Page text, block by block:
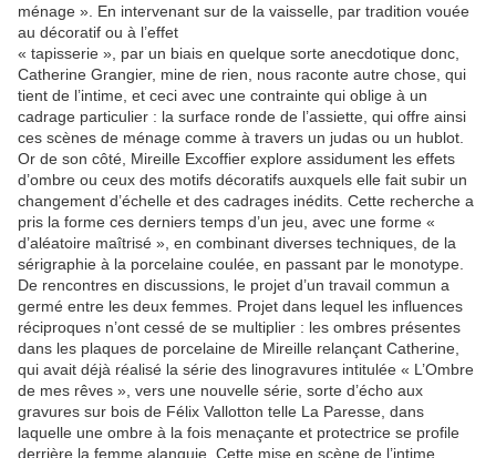
ménage ». En intervenant sur de la vaisselle, par tradition vouée
au décoratif ou à l’effet
« tapisserie », par un biais en quelque sorte anecdotique donc,
Catherine Grangier, mine de rien, nous raconte autre chose, qui
tient de l’intime, et ceci avec une contrainte qui oblige à un
cadrage particulier : la surface ronde de l’assiette, qui offre ainsi
ces scènes de ménage comme à travers un judas ou un hublot.
Or de son côté, Mireille Excoffier explore assidument les effets
d’ombre ou ceux des motifs décoratifs auxquels elle fait subir un
changement d’échelle et des cadrages inédits. Cette recherche a
pris la forme ces derniers temps d’un jeu, avec une forme «
d’aléatoire maîtrisé », en combinant diverses techniques, de la
sérigraphie à la porcelaine coulée, en passant par le monotype.
De rencontres en discussions, le projet d’un travail commun a
germé entre les deux femmes. Projet dans lequel les influences
réciproques n’ont cessé de se multiplier : les ombres présentes
dans les plaques de porcelaine de Mireille relançant Catherine,
qui avait déjà réalisé la série des linogravures intitulée « L’Ombre
de mes rêves », vers une nouvelle série, sorte d’écho aux
gravures sur bois de Félix Vallotton telle La Paresse , dans
laquelle une ombre à la fois menaçante et protectrice se profile
derrière la femme alanguie. Cette mise en scène de l’intime,